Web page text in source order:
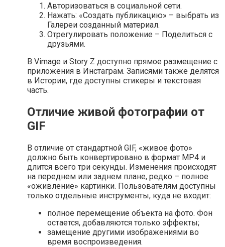
Авторизоваться в социальной сети.
Нажать: «Создать публикацию» – выбрать из
Галереи созданный материал.
Отрегулировать положение – Поделиться с
друзьями.
В Vimage и Story Z доступно прямое размещение с
приложения в Инстаграм. Записями также делятся
в Истории, где доступны стикеры и текстовая
часть.
Отличие живой фотографии от
GIF
В отличие от стандартной GIF, «живое фото»
должно быть конвертировано в формат MP4 и
длится всего три секунды. Изменения происходят
на переднем или заднем плане, редко – полное
«оживление» картинки. Пользователям доступны
только отдельные инструменты, куда не входит:
полное перемещение объекта на фото. Фон
остается, добавляются только эффекты;
замещение другими изображениями во
время воспроизведения.